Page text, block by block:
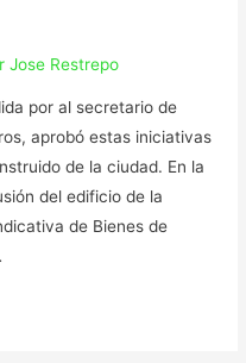
Jose Restrepo
por al secretario de
aprobó estas iniciativas
de la ciudad. En la
del edificio de la
de Bienes de